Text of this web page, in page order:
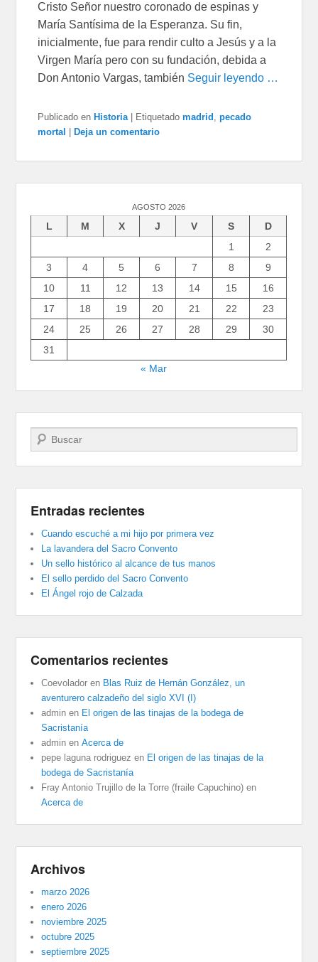
Cristo Señor nuestro coronado de espinas y
María Santísima de la Esperanza. Su fin,
inicialmente, fue para rendir culto a Jesús y a la
Virgen María pero con su fundación, debida a
Don Antonio Vargas, también Seguir leyendo …
Publicado en Historia Etiquetado madrid ,pecado
mortal
Deja un comentario
AGOSTO 2026
L M X J V S
D
1
2
3
4 5 6 7 8
9
10
11 12 13 14 15
16
17
18 19 20 21 22
23
24
25 26 27 28 29
30
31
« Mar
Buscar
Entradas recientes
Cuando escuché a mi hijo por primera vez
La lavandera del Sacro Convento
Un sello histórico al alcance de tus manos
El sello perdido del Sacro Convento
El Ángel rojo de Calzada
Comentarios recientes
Coevolador en Blas Ruiz de Hernán González, un
aventurero calzadeño del siglo XVI (I)
admin en El origen de las tinajas de la bodega de
Sacristanía
admin enAcerca de
pepe laguna rodriguez en El origen de las tinajas de la
bodega de Sacristanía
Fray Antonio Trujillo de la Torre (fraile Capuchino) en
Acerca de
Archivos
marzo 2026
enero 2026
noviembre 2025
octubre 2025
septiembre 2025